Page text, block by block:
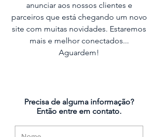
anunciar aos nossos clientes e
parceiros que está chegando um novo
site com muitas novidades. Estaremos
mais e melhor conectados...
Aguardem!
Precisa de alguma informação?
Então entre em contato.